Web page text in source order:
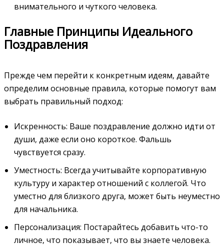
внимательного и чуткого человека.
Главные Принципы Идеального
Поздравления
Прежде чем перейти к конкретным идеям‚ давайте
определим основные правила‚ которые помогут вам
выбрать правильный подход:
Искренность: Ваше поздравление должно идти от
души‚ даже если оно короткое. Фальшь
чувствуется сразу.
Уместность: Всегда учитывайте корпоративную
культуру и характер отношений с коллегой. Что
уместно для близкого друга‚ может быть неуместно
для начальника.
Персонализация: Постарайтесь добавить что-то
личное‚ что показывает‚ что вы знаете человека.